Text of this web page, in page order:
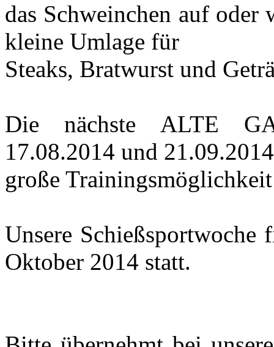
das Schweinchen auf oder
kleine Umlage für
Steaks, Bratwurst und
Die nächste ALTE
17.08.2014 und
große
Unsere
Oktober 2014 statt.